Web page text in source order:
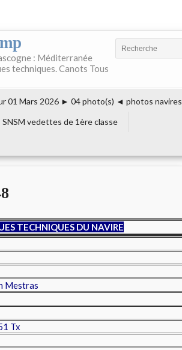
: Méditerranée
techniques. Canots Tous
01 Mars 2026 ► 04 photo(s) ◄ photos navires
SNSM vedettes de 1ère classe
TECHNIQUES DU NAVIRE
Mestras
Tx